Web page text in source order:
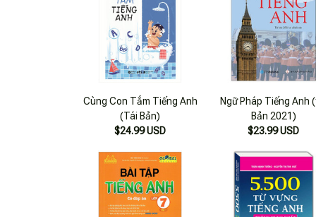
Cùng Con Tắm Tiếng Anh
(Tái Bản)
$24.99 USD
Ngữ Pháp Tiếng Anh
Bản 2021)
$23.99 USD